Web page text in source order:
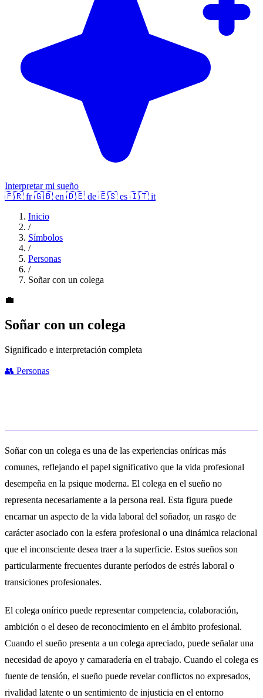
Interpretar mi sueño
🇫🇷 fr 🇬🇧 en 🇩🇪 de 🇪🇸 es 🇮🇹 it
Inicio
/
Símbolos
/
Personas
/
Soñar con un colega
💼
Soñar con un colega
Significado e interpretación completa
👥 Personas
Soñar con un colega es una de las experiencias oníricas más
comunes, reflejando el papel significativo que la vida profesional
desempeña en la psique moderna. El colega en el sueño no
representa necesariamente a la persona real. Esta figura puede
encarnar un aspecto de la vida laboral del soñador, un rasgo de
carácter asociado con la esfera profesional o una dinámica relacional
que el inconsciente desea traer a la superficie. Estos sueños son
particularmente frecuentes durante períodos de estrés laboral o
transiciones profesionales.
El colega onírico puede representar competencia, colaboración,
ambición o el deseo de reconocimiento en el ámbito profesional.
Cuando el sueño presenta a un colega apreciado, puede señalar una
necesidad de apoyo y camaradería en el trabajo. Cuando el colega es
fuente de tensión, el sueño puede revelar conflictos no expresados,
rivalidad latente o un sentimiento de injusticia en el entorno